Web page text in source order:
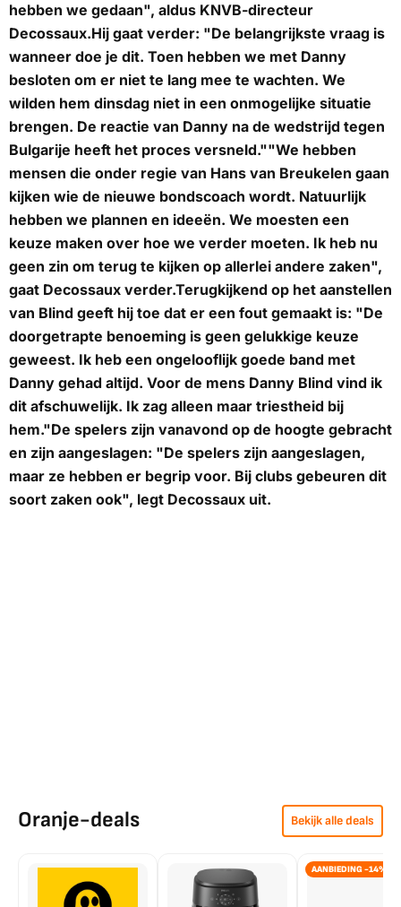
hebben we gedaan", aldus KNVB-directeur
Decossaux.Hij gaat verder: "De belangrijkste vraag is
wanneer doe je dit. Toen hebben we met Danny
besloten om er niet te lang mee te wachten. We
wilden hem dinsdag niet in een onmogelijke situatie
brengen. De reactie van Danny na de wedstrijd tegen
Bulgarije heeft het proces versneld.""We hebben
mensen die onder regie van Hans van Breukelen gaan
kijken wie de nieuwe bondscoach wordt. Natuurlijk
hebben we plannen en ideeën. We moesten een
keuze maken over hoe we verder moeten. Ik heb nu
geen zin om terug te kijken op allerlei andere zaken",
gaat Decossaux verder.Terugkijkend op het aanstellen
van Blind geeft hij toe dat er een fout gemaakt is: "De
doorgetrapte benoeming is geen gelukkige keuze
geweest. Ik heb een ongelooflijk goede band met
Danny gehad altijd. Voor de mens Danny Blind vind ik
dit afschuwelijk. Ik zag alleen maar triestheid bij
hem."De spelers zijn vanavond op de hoogte gebracht
en zijn aangeslagen: "De spelers zijn aangeslagen,
maar ze hebben er begrip voor. Bij clubs gebeuren dit
soort zaken ook", legt Decossaux uit.
Oranje-deals Bekijk alle deals
AANBIEDING -14%